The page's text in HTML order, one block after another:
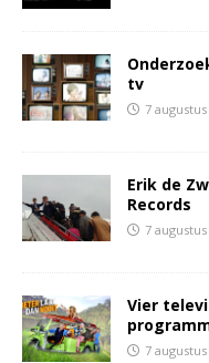
tv
7 augustus
Erik de
Records
7 augustus
Vier
7 augustus